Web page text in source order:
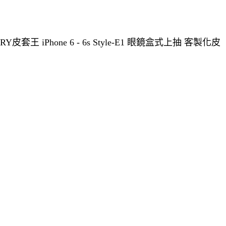
皮套王 iPhone 6 - 6s Style-E1 眼鏡盒式上抽 客製化皮